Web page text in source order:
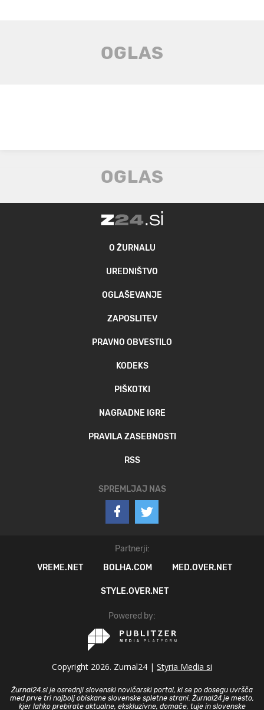
O ŽURNALU
UREDNIŠTVO
OGLAŠEVANJE
ZAPOSLITEV
PRAVNO OBVESTILO
KODEKS
PIŠKOTKI
NAGRADNE IGRE
PRAVILA ZASEBNOSTI
RSS
SPREMLJAJ NAS
Partnerji:
VREME.NET
BOLHA.COM MED.OVER.NET
STYLE.OVER.NET
Powered by:
Copyright 2026. Zurnal24 | Styria Media si
Žurnal24.si je osrednji slovenski novičarski portal, ki se po dosegu uvršča
med prve tri najbolj obiskane slovenske spletne strani. Žurnal24 je mesto,
kjer lahko prebirate aktualne, ekskluzivne, domače, tuje in slovenske